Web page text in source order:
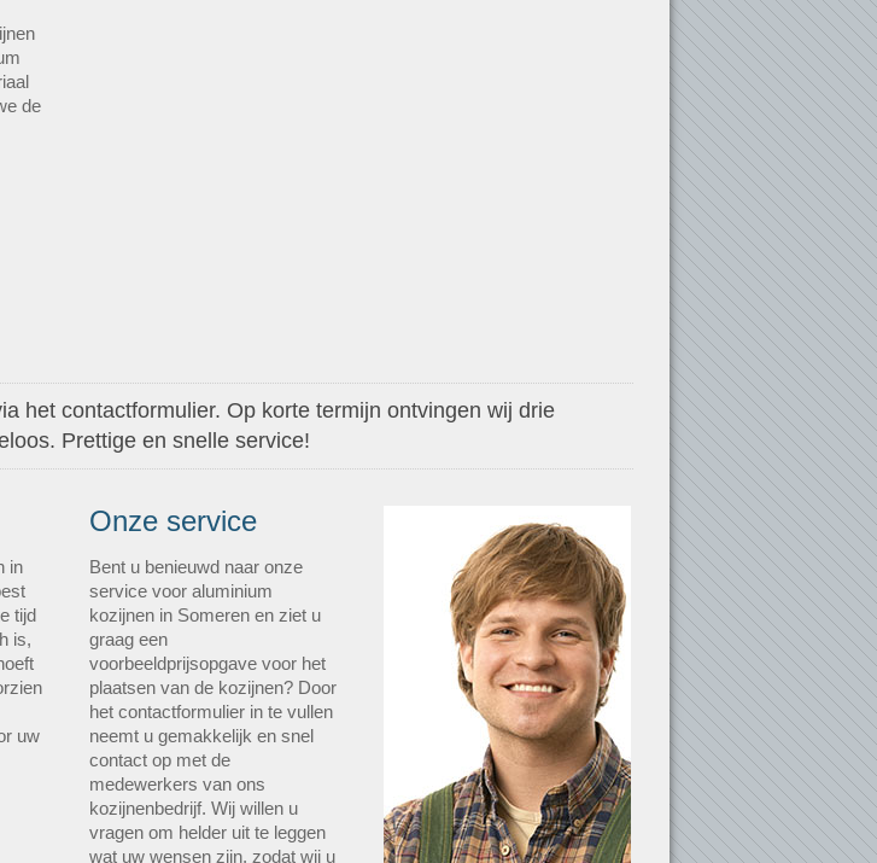
de
het contactformulier. Op korte termijn ontvingen wij drie
Prettige en snelle service!
in
tijd
is,
uw
Onze service
Bent u benieuwd naar onze
service voor aluminium
kozijnen in Someren en ziet u
graag een
voorbeeldprijsopgave voor het
plaatsen van de kozijnen? Door
het contactformulier in te vullen
neemt u gemakkelijk en snel
contact op met de
medewerkers van ons
kozijnenbedrijf. Wij willen u
vragen om helder uit te leggen
wat uw wensen zijn, zodat wij u